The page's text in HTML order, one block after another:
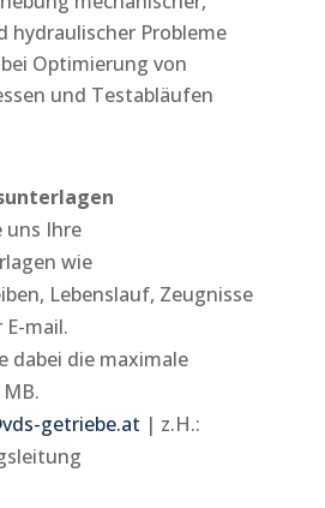
hydraulischer Probleme
Optimierung von
und Testabläufen
uns Ihre
wie
Lebenslauf, Zeugnisse
mail.
dabei die maximale
getriebe.at | z.H.: